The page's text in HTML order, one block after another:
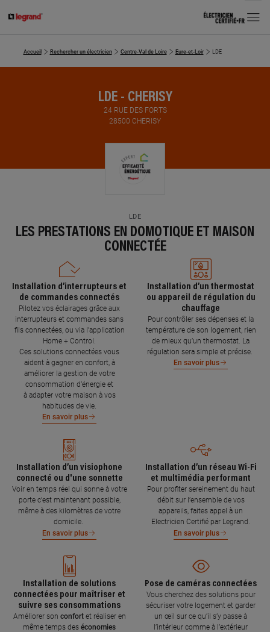
MENU
Accueil Rechercher un électricien Centre-Val de Loire Eure-et-Loir LDE
LDE - CHERISY
24 RUE DES FORTS
28500 CHERISY
LDE
LES PRESTATIONS EN DOMOTIQUE ET MAISON
CONNECTÉE
Installation d’interrupteurs et
de commandes connectés
Pilotez vos éclairages grâce aux
interrupteurs et commandes sans
fils connectées, ou via l'application
Home + Control.
Ces solutions connectées vous
aident à gagner en confort, à
améliorer la gestion de votre
consommation d’énergie et
à adapter votre maison à vos
habitudes de vie.
En savoir plus
Installation d’un thermostat
ou appareil de régulation du
chauffage
Pour contrôler ses dépenses et la
température de son logement, rien
de mieux qu’un thermostat. La
régulation sera simple et précise.
En savoir plus
Installation d’un visiophone
connecté ou d'une sonnette
Voir en temps réel qui sonne à votre
porte c’est maintenant possible,
même à des kilomètres de votre
domicile.
En savoir plus
Installation d’un réseau Wi-Fi
et multimédia performant
Pour profiter sereinement du haut
débit sur l’ensemble de vos
appareils, faites appel à un
Electricien Certifié par Legrand.
En savoir plus
Installation de solutions
connectées pour maîtriser et
suivre ses consommations
Améliorer son confort et réaliser en
même temps des économies
Pose de caméras connectées
Vous cherchez des solutions pour
sécuriser votre logement et garder
un œil sur ce qu’il s’y passe à
l’intérieur comme à l’extérieur